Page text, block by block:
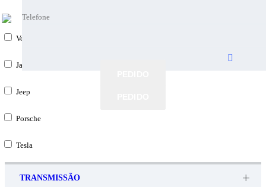
Volvo
Jaguar
Jeep
Porsche
Tesla
TRANSMISSÃO
Telefone
Telefone